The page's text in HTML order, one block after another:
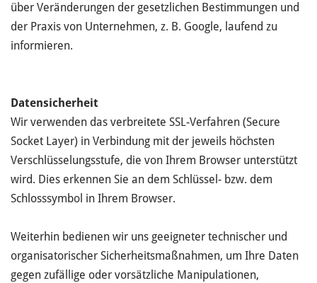
über Veränderungen der gesetzlichen Bestimmungen und
der Praxis von Unternehmen, z. B. Google, laufend zu
informieren.
Datensicherheit
Wir verwenden das verbreitete SSL-Verfahren (Secure
Socket Layer) in Verbindung mit der jeweils höchsten
Verschlüsselungsstufe, die von Ihrem Browser unterstützt
wird. Dies erkennen Sie an dem Schlüssel- bzw. dem
Schlosssymbol in Ihrem Browser.
Weiterhin bedienen wir uns geeigneter technischer und
organisatorischer Sicherheitsmaßnahmen, um Ihre Daten
gegen zufällige oder vorsätzliche Manipulationen,